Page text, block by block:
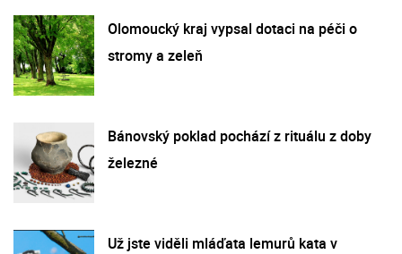
Olomoucký kraj vypsal dotaci na péči o
stromy a zeleň
Bánovský poklad pochází z rituálu z doby
železné
Už jste viděli mláďata lemurů kata v